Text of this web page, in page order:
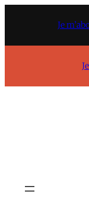
Je